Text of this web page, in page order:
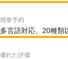
簡単予約
多言語対応、20種類
優れた評価